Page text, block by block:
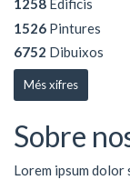
1258 Edificis
1526 Pintures
6752 Dibuixos
Més xifres
Sobre
Lorem ipsum